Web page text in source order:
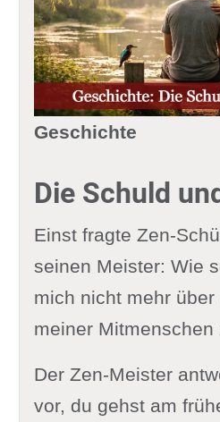
Geschichte
Die Schuld
Einst fragte Zen-
seinen Meister: Wie
mich nicht mehr
meiner Mitmenschen
Der Zen-Meister
vor, du gehst am